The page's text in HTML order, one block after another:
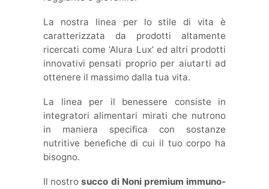
La nostra linea per lo stile di vita è
caratterizzata da prodotti altamente
ricercati come ‘Alura Lux’ ed altri prodotti
innovativi pensati proprio per aiutarti ad
ottenere il massimo dalla tua vita.
La linea per il benessere consiste in
integratori alimentari mirati che nutrono
in maniera specifica con sostanze
nutritive benefiche di cui il tuo corpo ha
bisogno.
Il nostrosucco di Noni premium immuno-